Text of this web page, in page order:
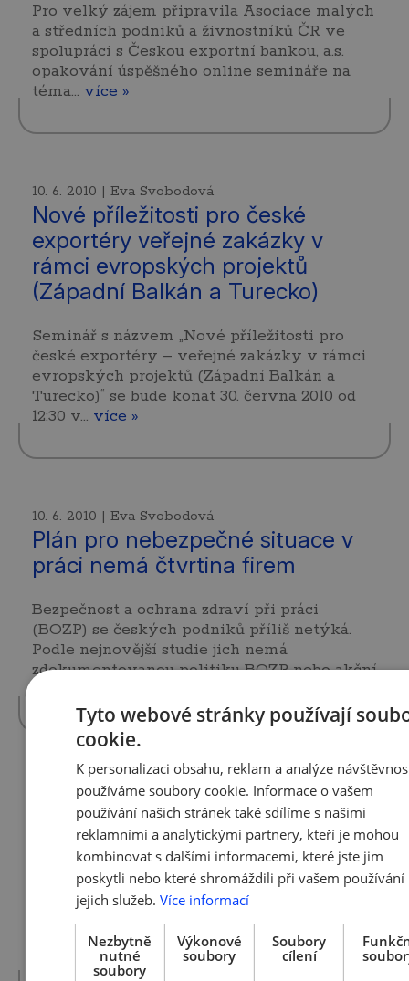
Pro velký zájem připravila Asociace malých
a středních podniků a živnostníků ČR ve
spolupráci s Českou exportní bankou, a.s.
opakování úspěšného online semináře na
téma… více »
10. 6. 2010 | Eva Svobodová
Nové příležitosti pro české
exportéry veřejné zakázky v
rámci evropských projektů
(Západní Balkán a Turecko)
Seminář s názvem „Nové příležitosti pro
české exportéry – veřejné zakázky v rámci
evropských projektů (Západní Balkán a
Turecko)“ se bude konat 30. června 2010 od
12:30 v… více »
10. 6. 2010 | Eva Svobodová
Plán pro nebezpečné situace v
práci nemá čtvrtina firem
Bezpečnost a ochrana zdraví při práci
(BOZP) se českých podniků příliš netýká.
Podle nejnovější studie jich nemá
zdokumentovanou politiku BOZP nebo akční
10. 6. 2010 | Eva Svobodová
Pronikání podniků na zahraniční
Setkání exportérů a panelová diskuse na
téma „Pronikání podniků na zahraniční trhy“
se koná 23. června 2010 od 9:30 h do 12:45 h v
Prague Marriott Hotel (sál Moravia 2), V…
Tyto webové stránky používají
cookie.
K personalizaci obsahu, reklam a analýze
používáme soubory cookie. Informace o vašem
používání našich stránek také sdílíme s našimi
reklamními a analytickými partnery, kteří je mohou
kombinovat s dalšími informacemi, které jste jim
poskytli nebo které shromáždili při vašem používání
jejich služeb. Více informací
Nezbytně
nutné
soubory
Výkonové
soubory
Soubory
cílení